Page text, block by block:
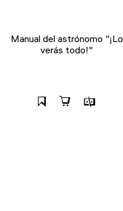
Manual del astrónomo "¡Lo
verás todo!"